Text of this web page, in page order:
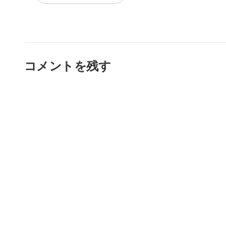
コメントを残す